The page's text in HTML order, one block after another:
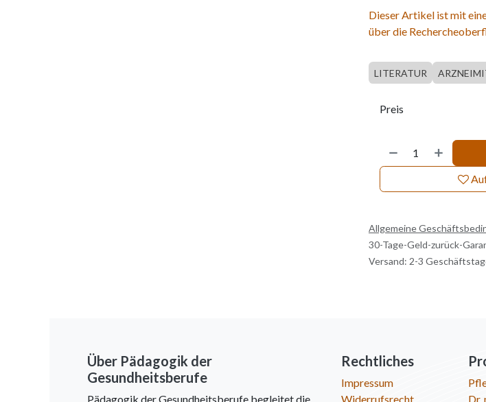
Dieser Artikel ist mit
über die
LITERATUR
Preis
Allgemeine
30-Tage-Geld-zurück-
Versand: 2-3
Über Pädagogik der
Gesundheitsberufe
Pädagogik der Gesundheitsberufe begleitet die
Rechtliches
Impressum
Widerrufsrecht
Dr.